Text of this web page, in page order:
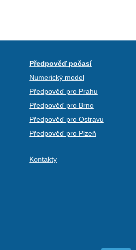
Předpověď počasí
Numerický model
Předpověď pro Prahu
Předpověď pro Brno
Předpověď pro Ostravu
Předpověď pro Plzeň
Kontakty